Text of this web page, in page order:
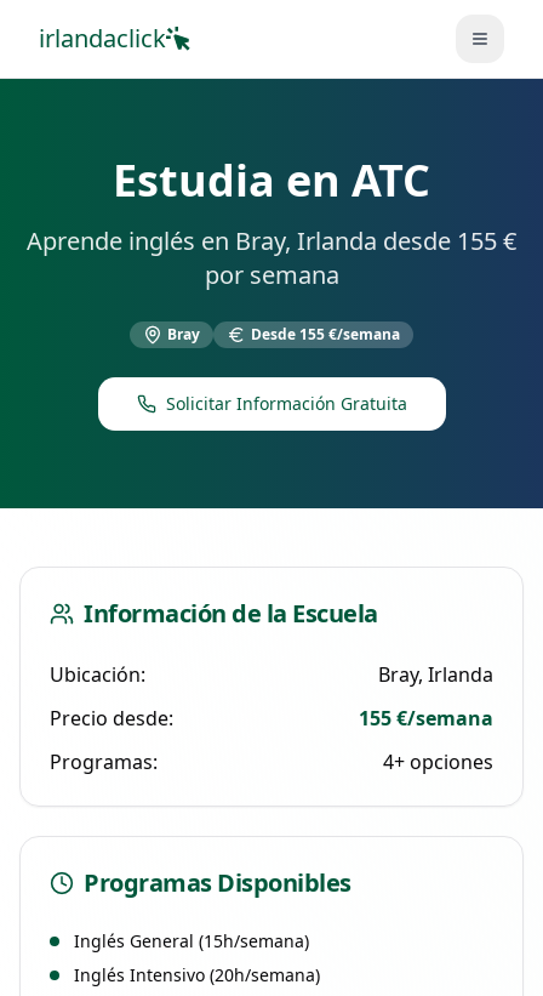
irlandaclick Abrir
Estudia en ATC
Aprende inglés en Bray, Irlanda desde 155 €
por semana
Bray Desde 155 €/semana
Solicitar Información Gratuita
Información de la Escuela
Ubicación: Bray, Irlanda
Precio desde:
155 €/semana
Programas:
4+ opciones
Programas Disponibles
Inglés General (15h/semana)
Inglés Intensivo (20h/semana)